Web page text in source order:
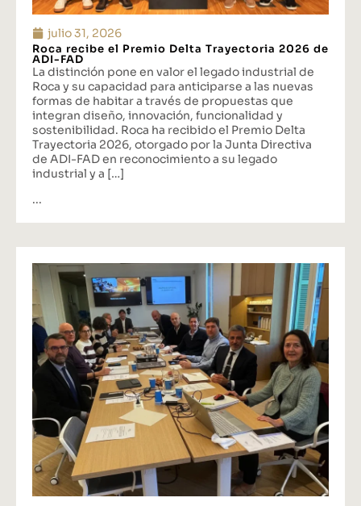
julio 31, 2026
Roca recibe el Premio Delta Trayectoria 2026 de
ADI-FAD
La distinción pone en valor el legado industrial de
Roca y su capacidad para anticiparse a las nuevas
formas de habitar a través de propuestas que
integran diseño, innovación, funcionalidad y
sostenibilidad. Roca ha recibido el Premio Delta
Trayectoria 2026, otorgado por la Junta Directiva
de ADI-FAD en reconocimiento a su legado
industrial y a […]
...